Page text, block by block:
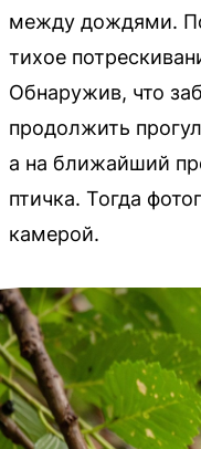
между дождями.
тихое
Обнаружив, что
продолжить
а на ближайший
птичка. Тогда
камерой.